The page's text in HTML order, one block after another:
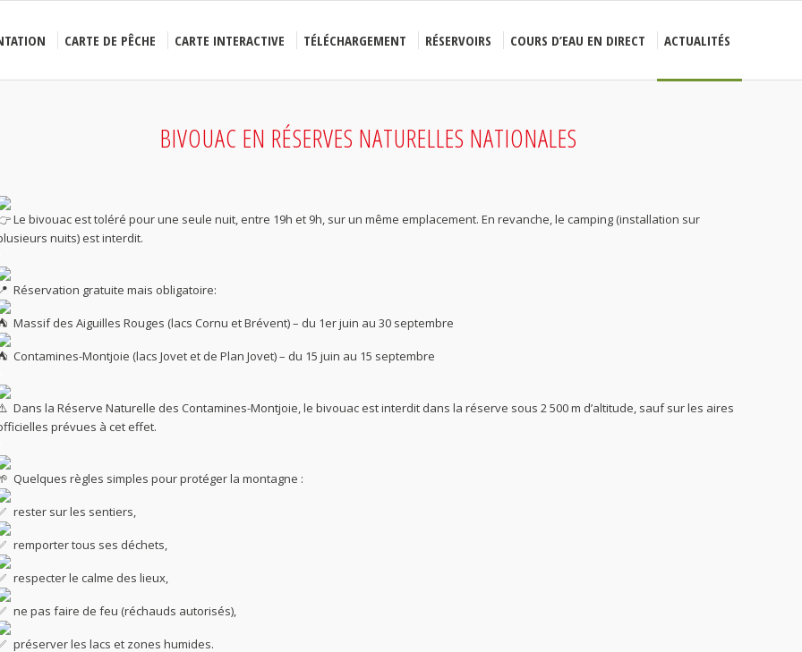
CARTE DE PÊCHE CARTE INTERACTIVE TÉLÉCHARGEMENT RÉSERVOIRS COURS D’EAU EN DIRECT ACTUALITÉS
BIVOUAC EN RÉSERVES NATURELLES NATIONALES
Le bivouac est toléré pour une seule nuit, entre 19h et 9h, sur un même emplacement. En revanche, le camping (installation sur
nuits) est interdit.
Réservation gratuite mais obligatoire:
Massif des Aiguilles Rouges (lacs Cornu et Brévent) – du 1er juin au 30 septembre
Contamines-Montjoie (lacs Jovet et de Plan Jovet) – du 15 juin au 15 septembre
Dans la Réserve Naturelle des Contamines-Montjoie, le bivouac est interdit dans la réserve sous 2 500 m d’altitude, sauf sur les aires
prévues à cet effet.
Quelques règles simples pour protéger la montagne :
rester sur les sentiers,
remporter tous ses déchets,
respecter le calme des lieux,
ne pas faire de feu (réchauds autorisés),
préserver les lacs et zones humides.